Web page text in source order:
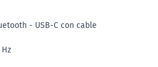
- USB-C con cable